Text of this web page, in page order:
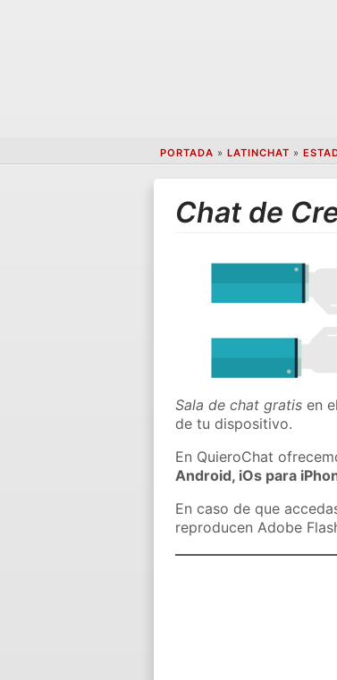
PORTADA » LATINCHAT »
Chat de
Sala de chat gratis en
de tu dispositivo.
En QuieroChat
Android, iOs para
En caso de que
reproducen Adobe